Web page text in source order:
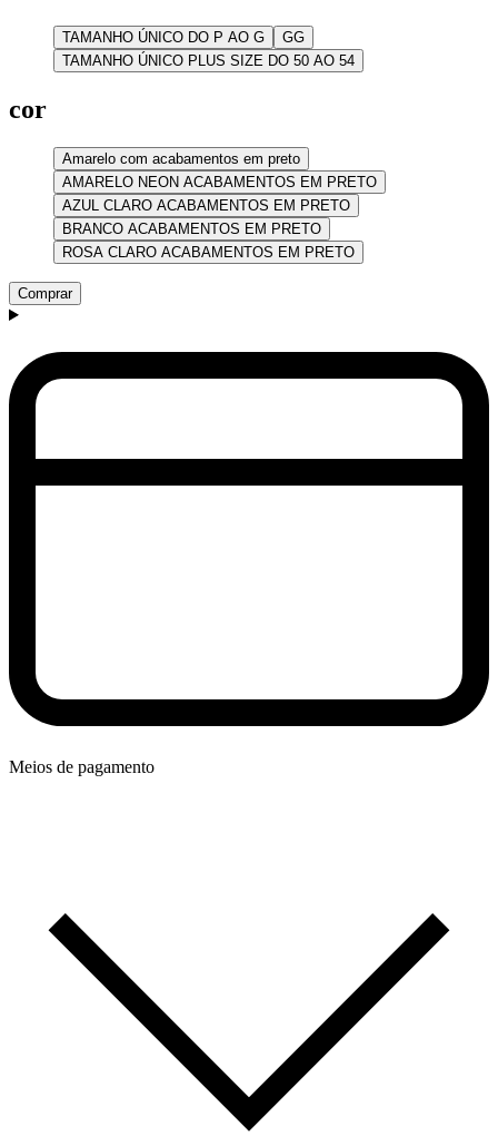
TAMANHO ÚNICO DO P AO G
GG
TAMANHO ÚNICO PLUS SIZE DO 50 AO 54
cor
Amarelo com acabamentos em preto
AMARELO NEON ACABAMENTOS EM PRETO
AZUL CLARO ACABAMENTOS EM PRETO
BRANCO ACABAMENTOS EM PRETO
ROSA CLARO ACABAMENTOS EM PRETO
Comprar
Meios de pagamento